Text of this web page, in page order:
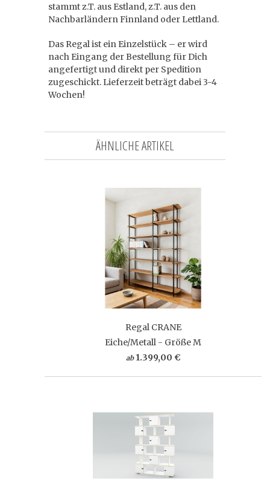
stammt z.T. aus Estland, z.T. aus den
Nachbarländern Finnland oder Lettland.
Das Regal ist ein Einzelstück – er wird
nach Eingang der Bestellung für Dich
angefertigt und direkt per Spedition
zugeschickt. Lieferzeit beträgt dabei 3-4
Wochen!
ÄHNLICHE ARTIKEL
Regal CRANE
Eiche/Metall - Größe M
ab 1.399,00 €